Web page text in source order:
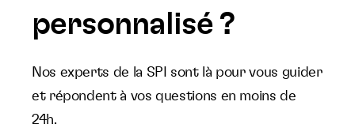
personnalisé ?
Nos experts de la SPI sont là pour vous guider
et répondent à vos questions en moins de
24h.